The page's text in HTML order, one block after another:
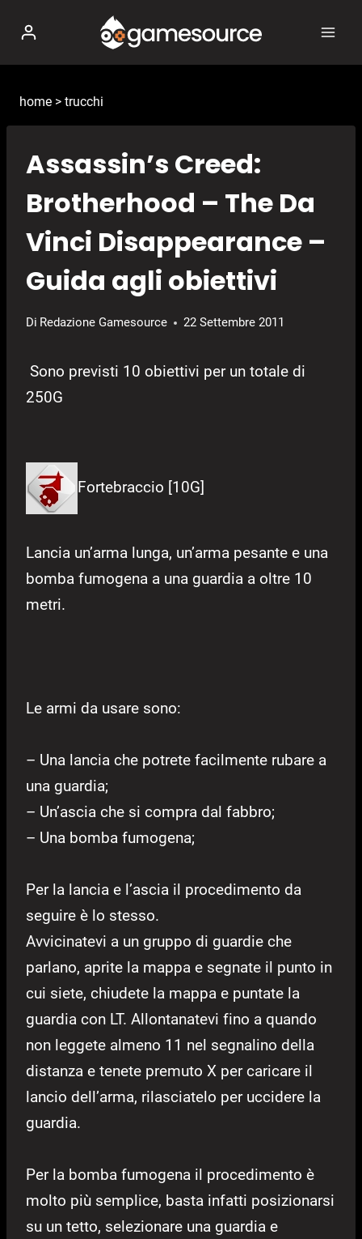
contenuto
home > trucchi
Assassin’s Creed:
Brotherhood – The Da
Vinci Disappearance –
Guida agli obiettivi
Di Redazione Gamesource 22 Settembre 2011
Sono previsti 10 obiettivi per un totale di
250G
Fortebraccio [10G]
Lancia un’arma lunga, un’arma pesante e una
bomba fumogena a una guardia a oltre 10
metri.
Le armi da usare sono:
– Una lancia che potrete facilmente rubare a
una guardia;
– Un’ascia che si compra dal fabbro;
– Una bomba fumogena;
Per la lancia e l’ascia il procedimento da
seguire è lo stesso.
Avvicinatevi a un gruppo di guardie che
parlano, aprite la mappa e segnate il punto in
cui siete, chiudete la mappa e puntate la
guardia con LT. Allontanatevi fino a quando
non leggete almeno 11 nel segnalino della
distanza e tenete premuto X per caricare il
lancio dell’arma, rilasciatelo per uccidere la
guardia.
Per la bomba fumogena il procedimento è
molto più semplice, basta infatti posizionarsi
su un tetto, selezionare una guardia e